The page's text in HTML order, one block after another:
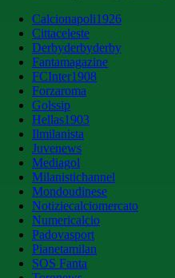
Calcionapoli1926
Cittaceleste
Derbyderbyderby
Fantamagazine
FCInter1908
Forzaroma
Golssip
Hellas1903
Ilmilanista
Juvenews
Mediagol
Milanistichannel
Mondoudinese
Notiziecalciomercato
Numericalcio
Padovasport
Pianetamilan
SOS Fanta